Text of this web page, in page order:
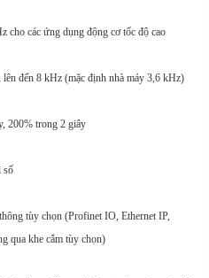
cho các ứng dụng động cơ tốc độ cao
đến 8 kHz (mặc định nhà máy 3,6 kHz)
200% trong 2 giây
số
tùy chọn (Profinet IO, Ethernet IP,
qua khe cắm tùy chọn)